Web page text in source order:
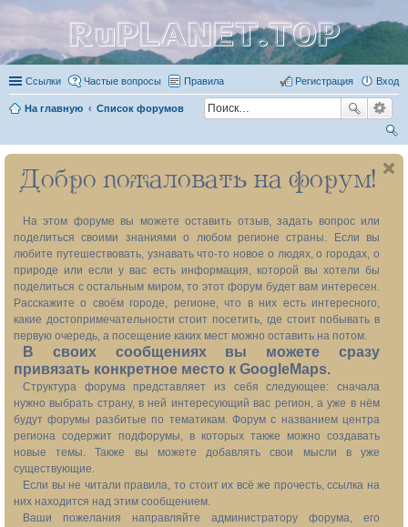
RuPLANET.TOP
Ссылки Частые вопросы Правила Вход
Регистрация
На главную Список форумов
ои
ск
Добро пожаловать на форум!
На этом форуме вы можете оставить отзыв, задать вопрос или
поделиться своими знаниями о любом регионе страны. Если вы
любите путешествовать, узнавать что-то новое о людях, о городах, о
природе или если у вас есть информация, которой вы хотели бы
поделиться с остальным миром, то этот форум будет вам интересен.
Расскажите о своём городе, регионе, что в них есть интересного,
какие достопримечательности стоит посетить, где стоит побывать в
первую очередь, а посещение каких мест можно оставить на потом.
В своих сообщениях вы можете сразу
привязать конкретное место к GoogleMaps.
Структура форума представляет из себя следующее: сначала
нужно выбрать страну, в ней интересующий вас регион, а уже в нём
будут форумы разбитые по тематикам. Форум с названием центра
региона содержит подфорумы, в которых также можно создавать
новые темы. Также вы можете добавлять свои мысли в уже
существующие.
Если вы не читали правила, то стоит их всё же прочесть, ссылка на
них находится над этим сообщением.
Ваши пожелания направляйте администратору форума, его